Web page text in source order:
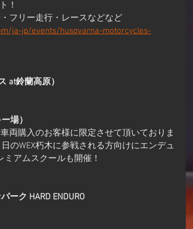
！
フリー走行・レースなどなど
ja-jp/events/husqvarna-motorcycles-
at鈴蘭高原）
場）
両購入のお客様に限定させて頂いておりま
のWEX朽木に参戦される方向けにエンデュ
アムスクールも開催！
ーク HARD ENDURO